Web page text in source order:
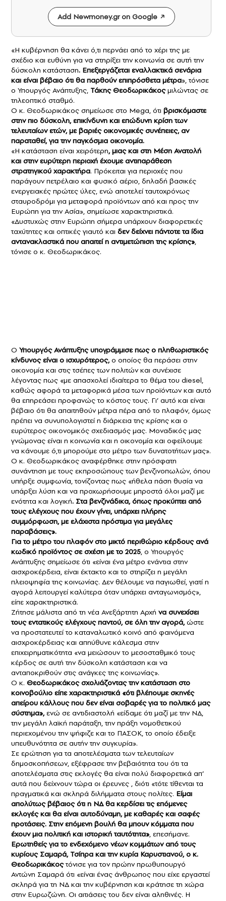
Add Newmoney.gr on Google
«Η κυβέρνηση θα κάνει ό,τι περνάει από το χέρι της με
σχέδιο και ευθύνη για να στηρίξει την κοινωνία σε αυτή την
δύσκολη κατάσταση. Επεξεργάζεται εναλλακτικά σενάρια
και είναι βέβαιο ότι θα παρθούν επιπρόσθετα μέτρα», τόνισε
ο Υπουργός Ανάπτυξης, Τάκης Θεοδωρικάκοςμιλώντας σε
τηλεοπτικό σταθμό.
Ο κ. Θεοδωρικάκος σημείωσε στο Mega, ότι βρισκόμαστε
στην πιο δύσκολη, επικίνδυνη και επώδυνη κρίση των
τελευταίων ετών, με βαριές οικονομικές συνέπειες, αν
παραταθεί, για την παγκόσμια οικονομία.
«Η κατάσταση είναι χειρότερη, μιας και στη Μέση Ανατολή
και στην ευρύτερη περιοχή έχουμε αντιπαράθεση
στρατηγικού χαρακτήρα. Πρόκειται για περιοχές που
παράγουν πετρέλαιο και φυσικό αέριο, δηλαδή βασικές
ενεργειακές πρώτες ύλες, ενώ αποτελεί ταυτοχρόνως
σταυροδρόμι για μεταφορά προϊόντων από και προς την
Ευρώπη για την Ασία», σημείωσε χαρακτηριστικά.
«Δυστυχώς στην Ευρώπη σήμερα υπάρχουν διαφορετικές
ταχύτητες και οπτικές γιαυτό και δεν δείχνει πάντοτε τα ίδια
αντανακλαστικά που απαιτεί η αντιμετώπιση της κρίσης»,
τόνισε ο κ. Θεοδωρικάκος.
O Υπουργός Ανάπτυξης υπογράμμισε πως ο πληθωριστικός
κίνδυνος είναι ο ισχυρότερος,ο οποίος θα περάσει στην
οικονομία και στις τσέπες των πολιτών και συνέχισε
λέγοντας πως «με απασχολεί ιδιαίτερα το θέμα του diesel,
καθώς αφορά τα μεταφορικά μέσα των προϊόντων και αυτό
θα επηρεάσει προφανώς το κόστος τους. Γι’ αυτό και είναι
βέβαιο ότι θα απαιτηθούν μέτρα πέρα από το πλαφόν, όμως
πρέπει να συνυπολογιστεί η διάρκεια της κρίσης και ο
ευρύτερος οικονομικός σχεδιασμός μας. Μοναδικός μας
γνώμονας είναι η κοινωνία και η οικονομία και οφείλουμε
να κάνουμε ό,τι μπορούμε στο μέτρο των δυνατοτήτων μας».
Ο κ. Θεοδωρικάκος αναφέρθηκε στην πρόσφατη
συνάντηση με τους εκπροσώπους των βενζινοπωλών, όπου
υπήρξε συμφωνία, τονίζοντας πως «ήθελα πάση θυσία να
υπάρξει λύση και να προχωρήσουμε μπροστά όλοι μαζί με
ενότητα και λογική. Στα βενζινάδικα, όπως προκύπτει από
τους ελέγχους που έχουν γίνει, υπάρχει πλήρης
συμμόρφωση, με ελάχιστα πρόστιμα για μεγάλες
παραβάσεις».
Για το μέτρο του πλαφόν στο μικτό περιθώριο κέρδους ανά
κωδικό προϊόντος σε σχέση με το 2025, o Υπουργός
Ανάπτυξης σημείωσε ότι «είναι ένα μέτρο ενάντια στην
αισχροκέρδεια, είναι έκτακτο και το στηρίζει η μεγάλη
πλειοψηφία της κοινωνίας. Δεν θέλουμε να παγιωθεί, γιατί η
αγορά λειτουργεί καλύτερα όταν υπάρχει ανταγωνισμός»,
είπε χαρακτηριστικά.
Ζήτησε μάλιστα από τη νέα Ανεξάρτητη Αρχή να συνεχίσει
τους εντατικούς ελέγχους παντού, σε όλη την αγορά,ώστε
να προστατευτεί το καταναλωτικό κοινό από φαινόμενα
αισχροκέρδειας και απηύθυνε κάλεσμα στην
επιχειρηματικότητα «να μειώσουν το μεσοσταθμικό τους
κέρδος σε αυτή την δύσκολη κατάσταση και να
ανταποκριθούν στις ανάγκες της κοινωνίας».
Ο κ. Θεοδωρικάκος σχολιάζοντας την κατάσταση στο
κοινοβούλιο είπε χαρακτηριστικά «ότι βλέπουμε σκηνές
απείρου κάλλους που δεν είναι σοβαρές για το πολιτικό μας
σύστημα»,ενώ σε αντιδιαστολή «είδαμε ότι μαζί με την ΝΔ,
την μεγάλη λαϊκή παράταξη, την πράξη νομοθετικού
περιεχομένου την ψήφιζε και το ΠΑΣΟΚ, το οποίο έδειξε
υπευθυνότητα σε αυτήν την συγκυρία».
Σε ερώτηση για τα αποτελέσματα των τελευταίων
δημοσκοπήσεων, εξέφρασε την βεβαιότητα του ότι τα
αποτελέσματα στις εκλογές θα είναι πολύ διαφορετικά απ’
αυτά που δείχνουν τώρα οι έρευνες , διότι «τότε τίθενται τα
πραγματικά και σκληρά διλήμματα στους πολίτες. Είμαι
απολύτως βέβαιος ότι η ΝΔ θα κερδίσει τις επόμενες
εκλογές και θα είναι αυτοδύναμη, με καθαρές και σαφές
προτάσεις. Στην επόμενη βουλή θα μπουν κόμματα που
έχουν μια πολιτική και ιστορική ταυτότητα», επεσήμανε.
Ερωτηθείς για το ενδεχόμενο νέων κομμάτων από τους
κυρίους Σαμαρά, Τσίπρα και την κυρία Καρυστιανού, ο κ.
Θεοδωρικάκοςτόνισε για τον πρώην πρωθυπουργό
Αντώνη Σαμαρά ότι «είναι ένας άνθρωπος που είχε εργαστεί
σκληρά για τη ΝΔ και την κυβέρνηση και κράτησε τη χώρα
στην Ευρωζώνη. Οι αιτιάσεις του δεν είναι αληθινές. Η